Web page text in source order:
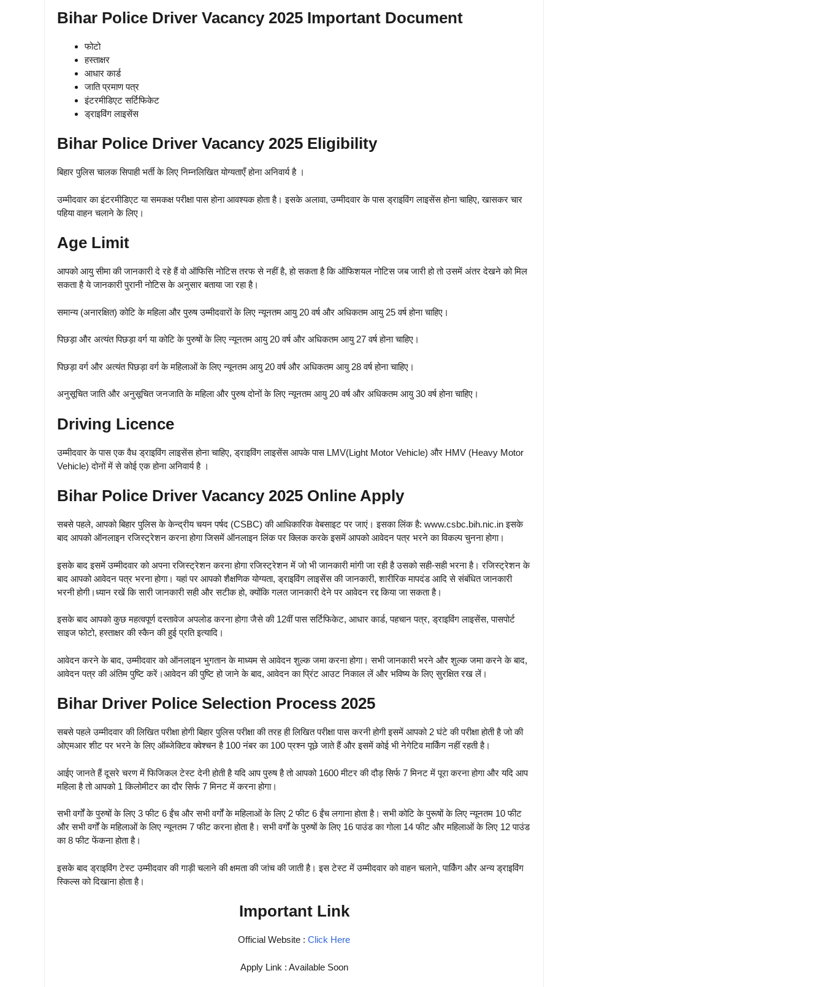
Bihar Police Driver Vacancy 2025 Important Document
फोटो
हस्ताक्षर
आधार कार्ड
जाति प्रमाण पत्र
इंटरमीडिएट सर्टिफिकेट
ड्राइविंग लाइसेंस
Bihar Police Driver Vacancy 2025 Eligibility
बिहार पुलिस चालक सिपाही भर्ती के लिए निम्नलिखित योग्यताएँ होना अनिवार्य है ।
उम्मीदवार का इंटरमीडिएट या समकक्ष परीक्षा पास होना आवश्यक होता है। इसके अलावा, उम्मीदवार के पास ड्राइविंग लाइसेंस होना चाहिए, खासकर चार
पहिया वाहन चलाने के लिए।
Age Limit
आपको आयु सीमा की जानकारी दे रहे हैं वो ऑफिसि नोटिस तरफ से नहीं है, हो सकता है कि ऑफिशयल नोटिस जब जारी हो तो उसमें अंतर देखने को मिल
सकता है ये जानकारी पुरानी नोटिस के अनुसार बताया जा रहा है।
समान्य (अनारक्षित) कोटि के महिला और पुरुष उम्मीदवारों के लिए न्यूनतम आयु 20 वर्ष और अधिकतम आयु 25 वर्ष होना चाहिए।
पिछड़ा और अत्यंत पिछड़ा वर्ग या कोटि के पुरुषों के लिए न्यूनतम आयु 20 वर्ष और अधिकतम आयु 27 वर्ष होना चाहिए।
पिछड़ा वर्ग और अत्यंत पिछड़ा वर्ग के महिलाओं के लिए न्यूनतम आयु 20 वर्ष और अधिकतम आयु 28 वर्ष होना चाहिए।
अनुसूचित जाति और अनुसूचित जनजाति के महिला और पुरुष दोनों के लिए न्यूनतम आयु 20 वर्ष और अधिकतम आयु 30 वर्ष होना चाहिए।
Driving Licence
उम्मीदवार के पास एक वैध ड्राइविंग लाइसेंस होना चाहिए, ड्राइविंग लाइसेंस आपके पास LMV(Light Motor Vehicle) और HMV (Heavy Motor
Vehicle) दोनों में से कोई एक होना अनिवार्य है ।
Bihar Police Driver Vacancy 2025 Online Apply
सबसे पहले, आपको बिहार पुलिस के केन्द्रीय चयन पर्षद (CSBC) की आधिकारिक वेबसाइट पर जाएं। इसका लिंक है: www.csbc.bih.nic.in इसके
बाद आपको ऑनलाइन रजिस्ट्रेशन करना होगा जिसमें ऑनलाइन लिंक पर क्लिक करके इसमें आपको आवेदन पत्र भरने का विकल्प चुनना होगा।
इसके बाद इसमें उम्मीदवार को अपना रजिस्ट्रेशन करना होगा रजिस्ट्रेशन में जो भी जानकारी मांगी जा रही है उसको सही-सही भरना है। रजिस्ट्रेशन के
बाद आपको आवेदन पत्र भरना होगा। यहां पर आपको शैक्षणिक योग्यता, ड्राइविंग लाइसेंस की जानकारी, शारीरिक मापदंड आदि से संबंधित जानकारी
भरनी होगी।ध्यान रखें कि सारी जानकारी सही और सटीक हो, क्योंकि गलत जानकारी देने पर आवेदन रद्द किया जा सकता है।
इसके बाद आपको कुछ महत्वपूर्ण दस्तावेज अपलोड करना होगा जैसे की 12वीं पास सर्टिफिकेट, आधार कार्ड, पहचान पत्र, ड्राइविंग लाइसेंस, पासपोर्ट
साइज फोटो, हस्ताक्षर की स्कैन की हुई प्रति इत्यादि।
आवेदन करने के बाद, उम्मीदवार को ऑनलाइन भुगतान के माध्यम से आवेदन शुल्क जमा करना होगा। सभी जानकारी भरने और शुल्क जमा करने के बाद,
आवेदन पत्र की अंतिम पुष्टि करें।आवेदन की पुष्टि हो जाने के बाद, आवेदन का प्रिंट आउट निकाल लें और भविष्य के लिए सुरक्षित रख लें।
Bihar Driver Police Selection Process 2025
सबसे पहले उम्मीदवार की लिखित परीक्षा होगी बिहार पुलिस परीक्षा की तरह ही लिखित परीक्षा पास करनी होगी इसमें आपको 2 घंटे की परीक्षा होती है जो की
ओएमआर शीट पर भरने के लिए ऑब्जेक्टिव क्वेश्चन है 100 नंबर का 100 प्रश्न पूछे जाते हैं और इसमें कोई भी नेगेटिव मार्किंग नहीं रहती है।
आईए जानते हैं दूसरे चरण में फिजिकल टेस्ट देनी होती है यदि आप पुरुष है तो आपको 1600 मीटर की दौड़ सिर्फ 7 मिनट में पूरा करना होगा और यदि आप
महिला है तो आपको 1 किलोमीटर का दौर सिर्फ 7 मिनट में करना होगा।
सभी वर्गों के पुरुषों के लिए 3 फीट 6 ईंच और सभी वर्गों के महिलाओं के लिए 2 फीट 6 ईंच लगाना होता है। सभी कोटि के पुरूषों के लिए न्यूनतम 10 फीट
और सभी वर्गों के महिलाओं के लिए न्यूनतम 7 फीट करना होता है। सभी वर्गों के पुरुषों के लिए 16 पाउंड का गोला 14 फीट और महिलाओं के लिए 12 पाउंड
का 8 फीट फेंकना होता है।
इसके बाद ड्राइविंग टेस्ट उम्मीदवार की गाड़ी चलाने की क्षमता की जांच की जाती है। इस टेस्ट में उम्मीदवार को वाहन चलाने, पार्किंग और अन्य ड्राइविंग
स्किल्स को दिखाना होता है।
Important Link
Official Website : Click Here
Apply Link : Available Soon